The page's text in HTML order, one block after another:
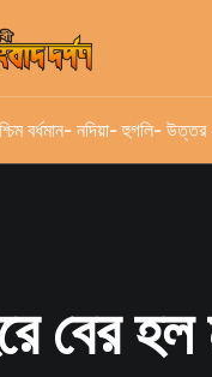
বর্ধমান- নদিয়া- হুগলি- উত্তর
বের